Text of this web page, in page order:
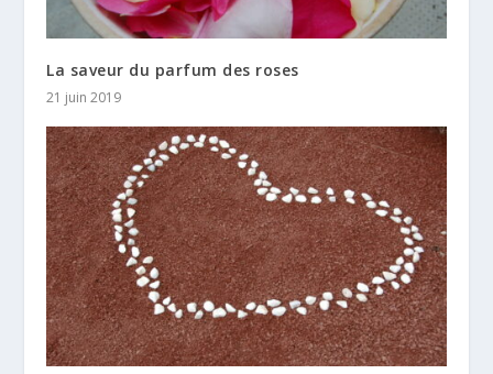
La saveur du parfum des roses
21 juin 2019